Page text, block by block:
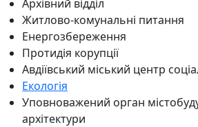
Архівний відділ
Житлово-комунальні питання
Енергозбереження
Протидія корупції
Авдіївський міський центр
Екологія
Уповноважений орган
архітектури